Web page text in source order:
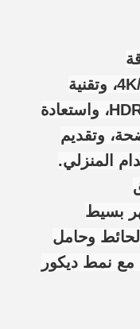
مجهزة بلوحة عالية الدقة 4K/8K، وتقنية
النطاق الديناميكي العالي HDR10، واستعادة
وتقديم
المنزلي.
بسيط
وحامل
مع نمط ديكور